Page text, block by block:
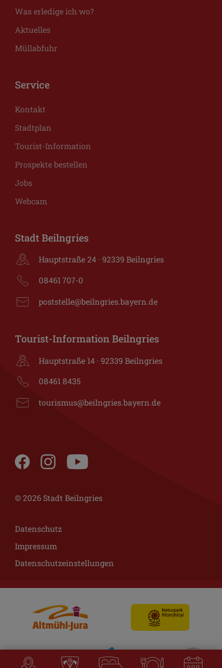
Was erledige ich wo?
Aktuelles
Müllabfuhr
Service
Kontakt
Stadtplan
Tourist-Information
Prospekte bestellen
Jobs
Webcam
Stadt Beilngries
Hauptstraße 24 · 92339 Beilngries
08461 707-0
poststelle@beilngries.bayern.de
Tourist-Information Beilngries
Hauptstraße 14 · 92339 Beilngries
08461 8435
tourismus@beilngries.bayern.de
© 2026 Stadt Beilngries
Datenschutz
Impressum
Datenschutzeinstellungen